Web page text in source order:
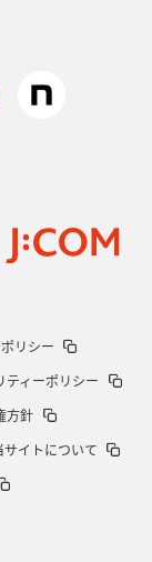
ライ量産
番はゲームドライバ
リシー
ティーポリシー
方針
サイトについて